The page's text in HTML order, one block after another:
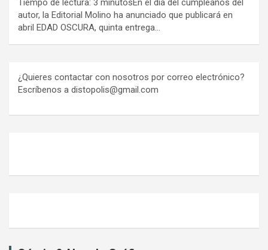
Tiempo de lectura: 3 minutosEn el día del cumpleaños del
autor, la Editorial Molino ha anunciado que publicará en
abril EDAD OSCURA, quinta entrega…
¿Quieres contactar con nosotros por correo electrónico?
Escríbenos a distopolis@gmail.com